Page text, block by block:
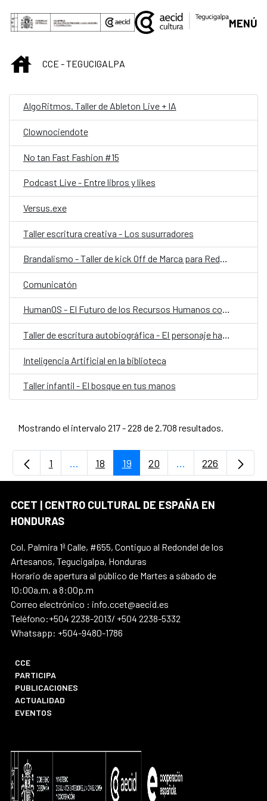
Saltar al contenido principal
MENÚ
INICIOCCE - TEGUCIGALPA
AlgoRitmos. Taller de Ableton Live + IA
Clownociendote
No tan Fast Fashion #15
Podcast Live - Entre libros y likes
Versus.exe
Taller escritura creativa - Los susurradores
Brandalismo - Taller de kick Off de Marca para Redes Sociales
Comunicatón
HumanOS - El Futuro de los Recursos Humanos con IA
Taller de escritura autobiográfica - El personaje habitado
Inteligencia Artificial en la biblioteca
Taller infantil - El bosque en tus manos
Mostrando el intervalo 217 - 228 de 2.708 resultados.
Página
1 ...Páginas intermedias Use TAB para
Página
18 Página
19 Página
20 ...PáginasPágina
226
CCET | CENTRO CULTURAL DE ESPAÑA EN
HONDURAS
Col. Palmira 1ª Calle, #655, Contiguo al Redondel de los
Artesanos, Tegucigalpa, Honduras
Horario de apertura al público de Martes a sábado de
10:00a.m. a 8:00p.m
Correo electrónico : info.ccet@aecid.es
Teléfono:+504 2238-2013/ +504 2238-5332
Whatsapp: +504-9480-1786
CCE
PARTICIPA
PUBLICACIONES
ACTUALIDAD
EVENTOS